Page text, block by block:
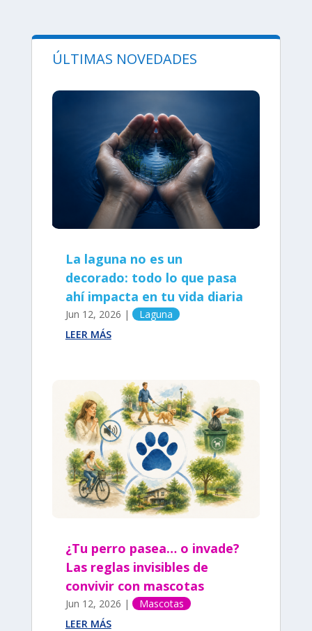
ÚLTIMAS NOVEDADES
La laguna no es un
decorado: todo lo que pasa
ahí impacta en tu vida diaria
Jun 12, 2026 |
Laguna
LEER MÁS
¿Tu perro pasea… o invade?
Las reglas invisibles de
convivir con mascotas
Jun 12, 2026 |
Mascotas
LEER MÁS